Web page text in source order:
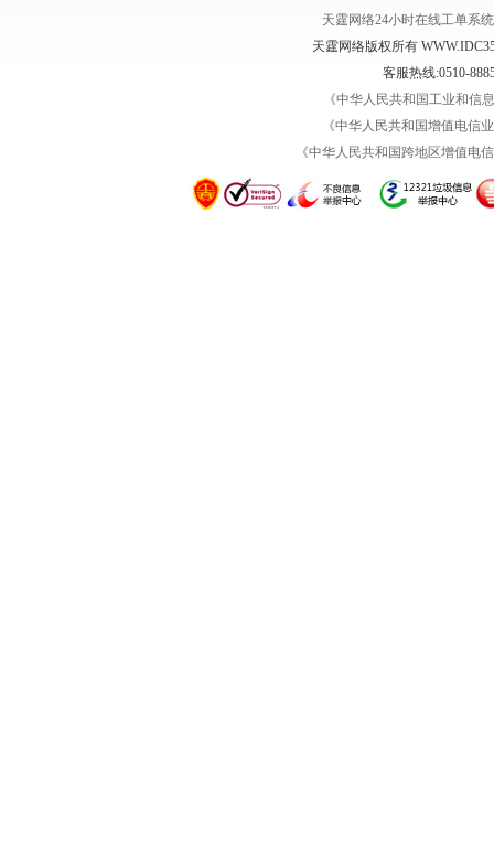
天霆网络24小时在线工单系
天霆网络版权所有
客服热线:0510-
《中华人民共和国工业和信
《中华人民共和国增值电信
《中华人民共和国跨地区增值电